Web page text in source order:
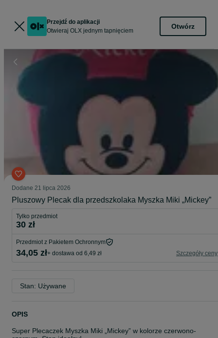
Przejdź do aplikacji
Otwieraj OLX jednym tapnięciem
Otwórz
Dodane 21 lipca 2026
Pluszowy Plecak dla przedszkolaka Myszka Miki „Mickey”
Tylko przedmiot
30 zł
Przedmiot z Pakietem Ochronnym
34,05 zł+ dostawa od 6,49 zł Szczegóły ceny
Stan: Używane
OPIS
Super Plecaczek Myszka Miki „Mickey” w kolorze czerwono-